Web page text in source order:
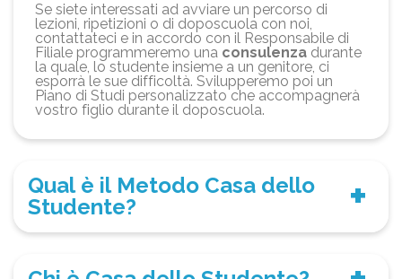
Se siete interessati ad avviare un percorso di
lezioni, ripetizioni o di doposcuola con noi,
contattateci e in accordo con il Responsabile di
Filiale programmeremo una consulenza durante
la quale, lo studente insieme a un genitore, ci
esporrà le sue difficoltà. Svilupperemo poi un
Piano di Studi personalizzato che accompagnerà
vostro figlio durante il doposcuola.
Qual è il Metodo Casa dello
Studente?